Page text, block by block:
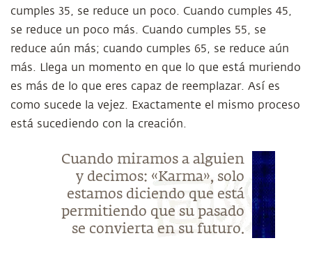
cumples 35, se reduce un poco. Cuando cumples 45,
se reduce un poco más. Cuando cumples 55, se
reduce aún más; cuando cumples 65, se reduce aún
más. Llega un momento en que lo que está muriendo
es más de lo que eres capaz de reemplazar. Así es
como sucede la vejez. Exactamente el mismo proceso
está sucediendo con la creación.
Cuando miramos a alguien
y decimos: «Karma», solo
estamos diciendo que está
permitiendo que su pasado
se convierta en su futuro.